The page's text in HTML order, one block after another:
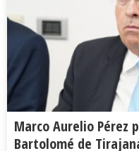
Marco Aurelio Pérez
Bartolomé de